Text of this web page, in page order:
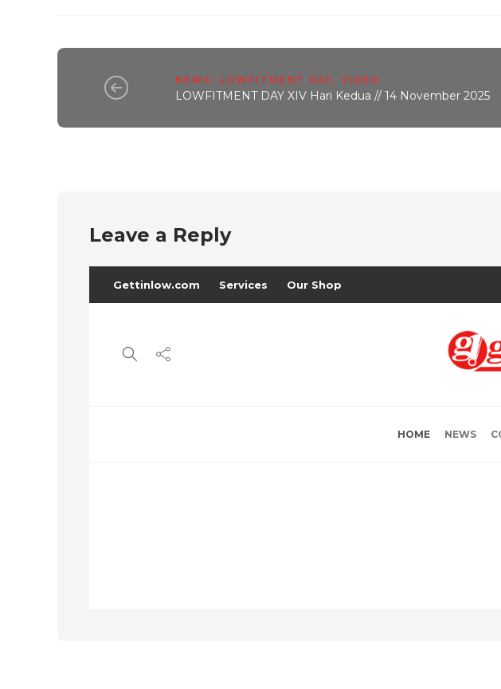
NEWS , LOWFITMENT DAY ,VIDEO
LOWFITMENT DAY XIV Hari Kedua // 14 November 2025
Leave a Reply